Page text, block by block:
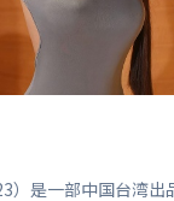
）是一部中国台湾出